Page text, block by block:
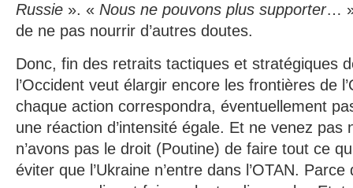
Russie ». « Nous ne pouvons plus supporter…
de ne pas nourrir d’autres doutes.
Donc, fin des retraits tactiques et stratégiques
l’Occident veut élargir encore les frontières de
chaque action correspondra, éventuellement
une réaction d’intensité égale. Et ne venez pas
n’avons pas le droit (Poutine) de faire tout ce
éviter que l’Ukraine n’entre dans l’OTAN.